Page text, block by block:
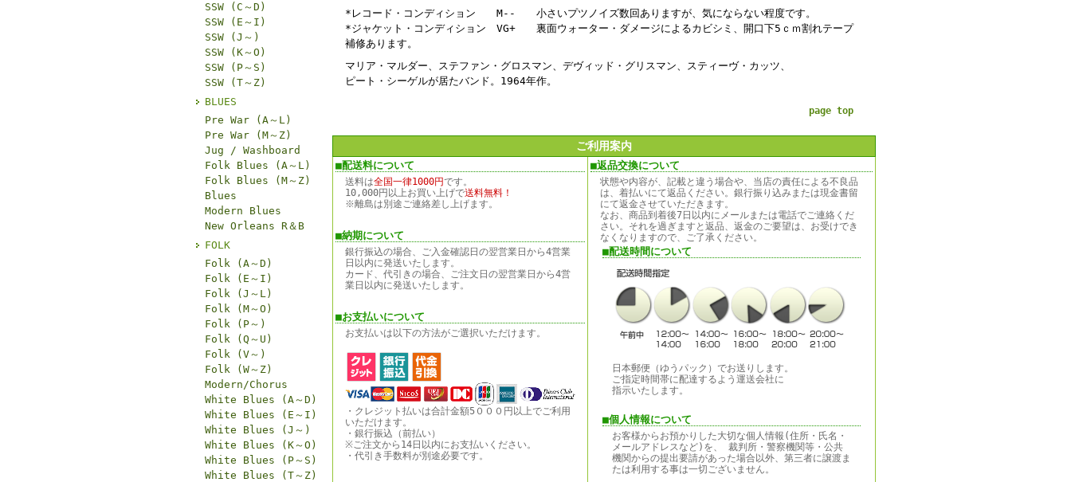
SSW (C～D)
SSW (E～I)
SSW (J～)
SSW (K～O)
SSW (P～S)
SSW (T～Z)
BLUES
Pre War (A～L)
Pre War (M～Z)
Jug / Washboard
Folk Blues (A～L)
Folk Blues (M～Z)
Blues
Modern Blues
New Orleans R＆B
FOLK
Folk (A～D)
Folk (E～I)
Folk (J～L)
Folk (M～O)
Folk (P～)
Folk (Q～U)
Folk (V～)
Folk (W～Z)
Modern/Chorus
White Blues (A～D)
White Blues (E～I)
White Blues (J～)
White Blues (K～O)
White Blues (P～S)
White Blues (T～Z)
*レコード・コンディション M-- 小さいプツノイズ数回ありますが、気にならない程度です。
*ジャケット・コンディション VG+ 裏面ウォーター・ダメージによるカビシミ、開口下5ｃｍ割れテープ
補修あります。
マリア・マルダー、ステファン・グロスマン、デヴィッド・グリスマン、スティーヴ・カッツ、
ピート・シーゲルが居たバンド。1964年作。
page top
ご利用案内
■配送料について
送料は全国一律1000円です。
10,000円以上お買い上げで送料無料！
※離島は別途ご連絡差し上げます。
■納期について
銀行振込の場合、ご入金確認日の翌営業日から4営業
日以内に発送いたします。
カード、代引きの場合、ご注文日の翌営業日から4営
業日以内に発送いたします。
■お支払いについて
お支払いは以下の方法がご選択いただけます。
・クレジット払いは合計金額5０００円以上でご利用
いただけます。
・銀行振込（前払い）
※ご注文から14日以内にお支払いください。
・代引き手数料が別途必要です。
■返品交換について
状態や内容が、記載と違う場合や、当店の責任による不良品
は、着払いにて返品ください。銀行振り込みまたは現金書留
にて返金させていただきます。
なお、商品到着後7日以内にメールまたは電話でご連絡くだ
さい。それを過ぎますと返品、返金のご要望は、お受けでき
なくなりますので、ご了承ください。
■配送時間について
日本郵便（ゆうパック）でお送りします。
ご指定時間帯に配達するよう運送会社に
指示いたします。
■個人情報について
お客様からお預かりした大切な個人情報(住所・氏名・
メールアドレスなど)を、 裁判所・警察機関等・公共
機関からの提出要請があった場合以外、第三者に譲渡ま
たは利用する事は一切ございません。